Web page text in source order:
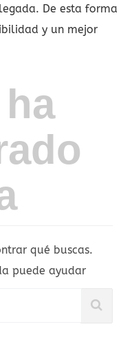
De esta forma
y un mejor
qué buscas.
puede ayudar